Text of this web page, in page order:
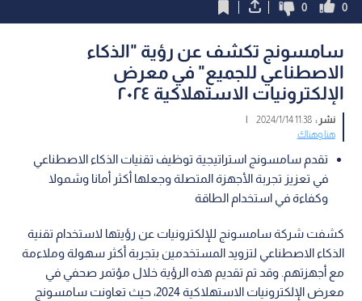
0
0
سامسونج تكشف عن رؤية "الذكاء
الاصطناعي للجميع" في معرض
الإلكترونيات الاستهلاكية ٢٠٢٤
نشر :11:38 2024/1/14
|
هنا وهناك
تقدم سامسونج استراتيجية توظيف تقنيات الذكاء الاصطناعي
في تعزيز تجربة الأجهزة المتصلة وجعلها أكثر أمانا وشمولا
وكفاءة في استخدام الطاقة
كشفت شركة سامسونج للإلكترونيات عن رؤيتها لاستخدام تقنية
الذكاء الاصطناعي لتزويد المستخدمين بتجربة أكثر سهولة وملاءمة
مع أجهزتهم. وقد تم تقديم هذه الرؤية خلال مؤتمر صحفي في
معرض الإلكترونيات الاستهلاكية 2024، حيث تعاونت سامسونج